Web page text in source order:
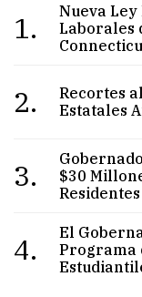
1.
Nueva
Laborales
2.
Recortes
Estatales
3.
$30
4.
El
Programa